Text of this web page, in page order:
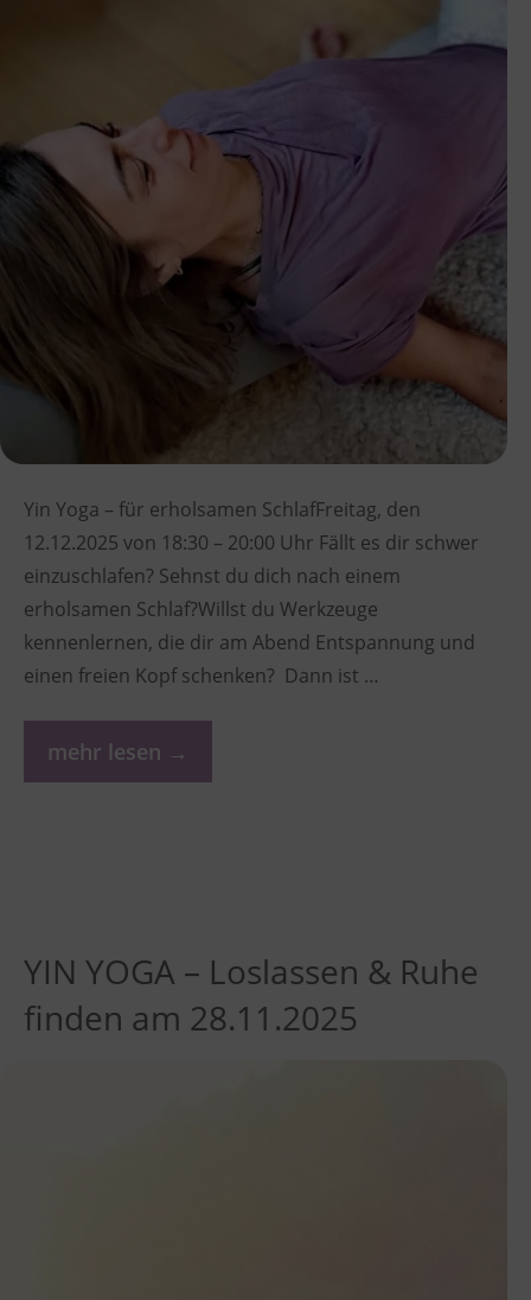
Yin Yoga – für erholsamen SchlafFreitag, den
12.12.2025 von 18:30 – 20:00 Uhr Fällt es dir schwer
einzuschlafen? Sehnst du dich nach einem
erholsamen Schlaf?Willst du Werkzeuge
kennenlernen, die dir am Abend Entspannung und
einen freien Kopf schenken? Dann ist …
mehr lesen →
YIN YOGA – Loslassen & Ruhe
finden am 28.11.2025